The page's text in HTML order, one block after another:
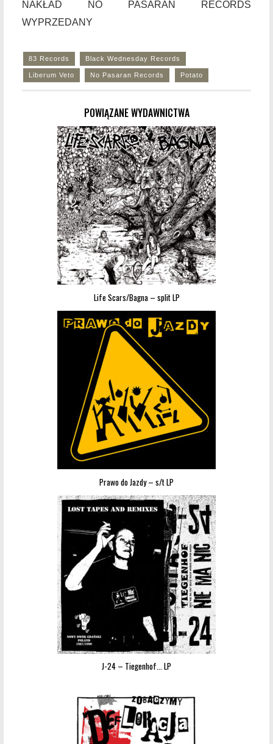
NAKŁAD NO PASARAN RECORDS
WYPRZEDANY
83 Records Black Wednesday Records
Liberum Veto No Pasaran Records Potato
POWIĄZANE WYDAWNICTWA
Life Scars/Bagna – split LP
Prawo do Jazdy – s/t LP
J-24 – Tiegenhof… LP